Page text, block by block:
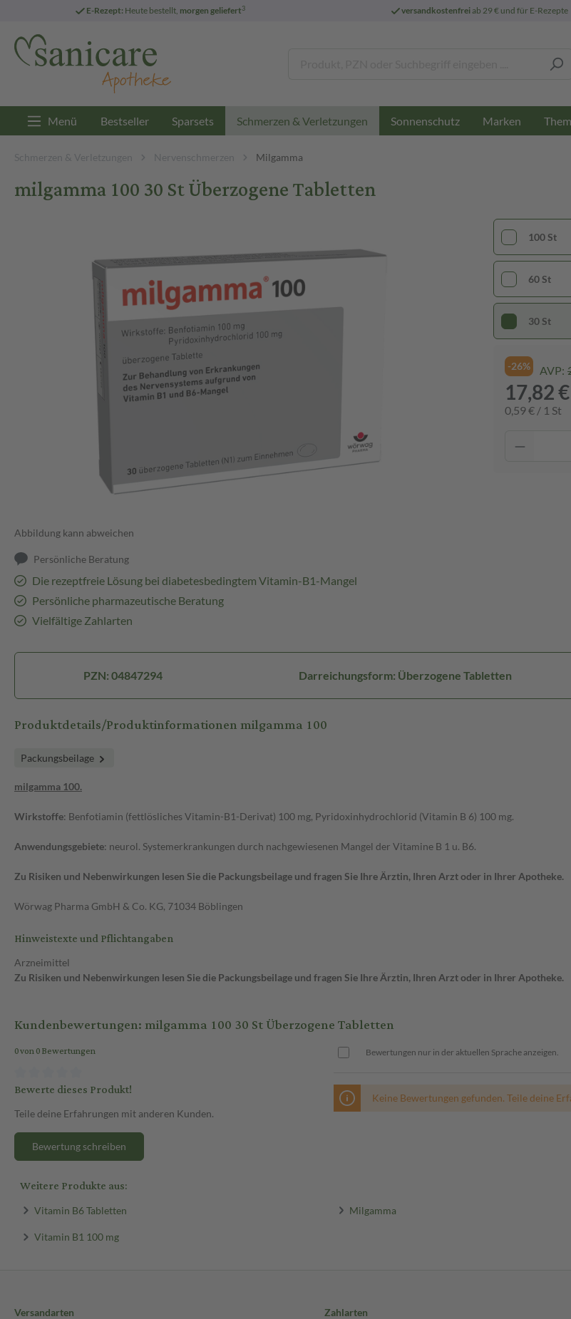
E-Rezept: Heute bestellt, morgen geliefert3 versandkostenfreiab 29 € und für E-Rezepte
Menü Bestseller Sparsets Schmerzen & Verletzungen Sonnenschutz Marken
Schmerzen & Verletzungen Nervenschmerzen Milgamma
milgamma 100 30 St Überzogene Tabletten
Abbildung kann abweichen
Persönliche Beratung
Die rezeptfreie Lösung bei diabetesbedingtem Vitamin-B1-Mangel
Persönliche pharmazeutische Beratung
Vielfältige Zahlarten
100 St
60 St
30 St
-26% AVP:
17,82 €
0,59 € / 1 St
PZN: 04847294 Darreichungsform: Überzogene Tabletten
Produktdetails/Produktinformationen milgamma 100
Packungsbeilage
milgamma 100.
Wirkstoffe: Benfotiamin (fettlösliches Vitamin-B1-Derivat) 100 mg, Pyridoxinhydrochlorid (Vitamin B 6) 100 mg.
Anwendungsgebiete: neurol. Systemerkrankungen durch nachgewiesenen Mangel der Vitamine B 1 u. B6.
Zu Risiken und Nebenwirkungen lesen Sie die Packungsbeilage und fragen Sie Ihre Ärztin, Ihren Arzt oder in Ihrer Apotheke.
Wörwag Pharma GmbH & Co. KG, 71034 Böblingen
Hinweistexte und Pflichtangaben
Arzneimittel
Zu Risiken und Nebenwirkungen lesen Sie die Packungsbeilage und fragen Sie Ihre Ärztin, Ihren Arzt oder in Ihrer Apotheke.
Kundenbewertungen: milgamma 100 30 St Überzogene Tabletten
0 von 0 Bewertungen
Bewerte dieses Produkt!
Teile deine Erfahrungen mit anderen Kunden.
Bewertung schreiben
Bewertungen nur in der aktuellen Sprache anzeigen.
Keine Bewertungen gefunden. Teile deine
Weitere Produkte aus:
Vitamin B6 Tabletten Milgamma
Vitamin B1 100 mg
Versandarten
Zahlarten